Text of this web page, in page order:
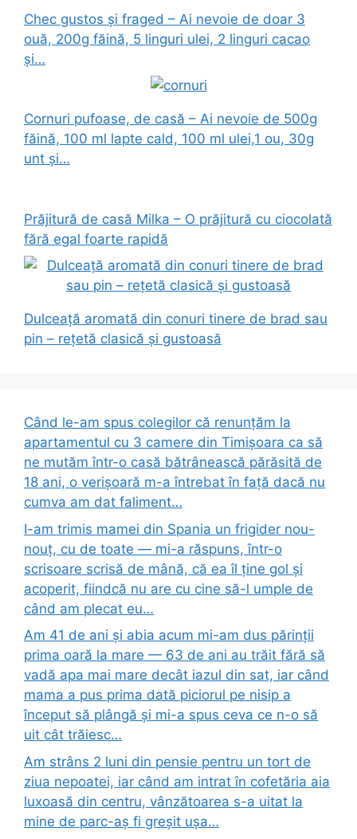
Chec gustos și fraged – Ai nevoie de doar 3
ouă, 200g făină, 5 linguri ulei, 2 linguri cacao
și…
Cornuri pufoase, de casă – Ai nevoie de 500g
făină, 100 ml lapte cald, 100 ml ulei,1 ou, 30g
unt și…
Prăjitură de casă Milka – O prăjitură cu ciocolată
fără egal foarte rapidă
Dulceață aromată din conuri tinere de brad sau
pin – rețetă clasică și gustoasă
Când le-am spus colegilor că renunțăm la
apartamentul cu 3 camere din Timișoara ca să
ne mutăm într-o casă bătrânească părăsită de
18 ani, o verișoară m-a întrebat în față dacă nu
cumva am dat faliment…
I-am trimis mamei din Spania un frigider nou-
nouț, cu de toate — mi-a răspuns, într-o
scrisoare scrisă de mână, că ea îl ține gol și
acoperit, fiindcă nu are cu cine să-l umple de
când am plecat eu…
Am 41 de ani și abia acum mi-am dus părinții
prima oară la mare — 63 de ani au trăit fără să
vadă apa mai mare decât iazul din sat, iar când
mama a pus prima dată piciorul pe nisip a
început să plângă și mi-a spus ceva ce n-o să
uit cât trăiesc…
Am strâns 2 luni din pensie pentru un tort de
ziua nepoatei, iar când am intrat în cofetăria aia
luxoasă din centru, vânzătoarea s-a uitat la
mine de parc-aș fi greșit ușa…